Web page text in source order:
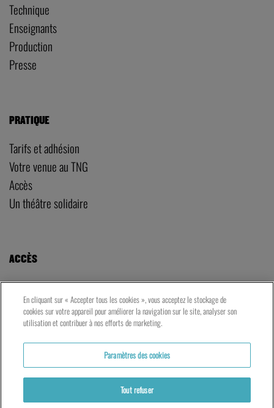
Technique
Enseignants
Production
Presse
PRATIQUE
Tarifs et adhésion
Votre venue au TNG
Accès
Un théâtre solidaire
ACCÈS
LE TNG – VAISE
23 rue de Bourgogne – Lyon 9ème
LES ATELIERS – PRESQU’ÎLE
5 rue du Petit David – Lyon 2ème
En cliquant sur « Accepter tous les cookies », vous acceptez le stockage de
cookies sur votre appareil pour améliorer la navigation sur le site, analyser son
utilisation et contribuer à nos efforts de marketing.
Paramètres des cookies
Tout refuser